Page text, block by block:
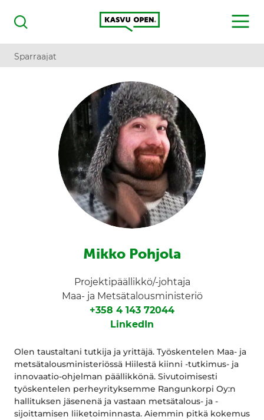
Haku
Kasvu Open
MENU
Sparraajat
Mikko Pohjola
Projektipäällikkö/-johtaja
Maa- ja Metsätalousministeriö
+358 4 143 72044
LinkedIn
Olen taustaltani tutkija ja yrittäjä. Työskentelen Maa- ja
metsätalousministeriössä Hiilestä kiinni -tutkimus- ja
innovaatio-ohjelman päällikkönä. Sivutoimisesti
työskentelen perheyrityksemme Rangunkorpi Oy:n
hallituksen jäsenenä ja vastaan metsätalous- ja -
sijoittamisen liiketoiminnasta. Aiemmin pitkä kokemus